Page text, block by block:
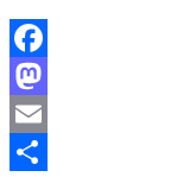
Facebook
Mastodon
Email